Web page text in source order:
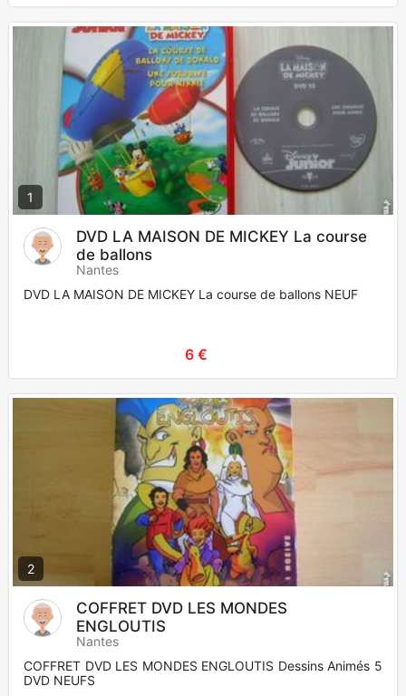
1
DVD LA MAISON DE MICKEY La course
de ballons
Nantes
DVD LA MAISON DE MICKEY La course de ballons NEUF
6 €
2
COFFRET DVD LES MONDES
ENGLOUTIS
Nantes
COFFRET DVD LES MONDES ENGLOUTIS Dessins Animés 5
DVD NEUFS